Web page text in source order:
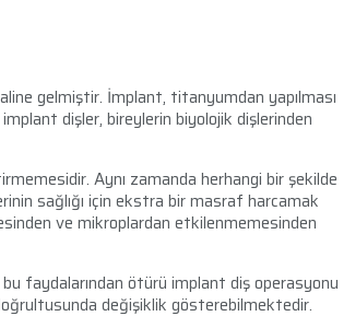
gelmiştir. İmplant, titanyumdan yapılması
implant dişler, bireylerin biyolojik dişlerinden
Aynı zamanda herhangi bir şekilde
sağlığı için ekstra bir masraf harcamak
ve mikroplardan etkilenmemesinden
faydalarından ötürü implant diş operasyonu
değişiklik gösterebilmektedir.